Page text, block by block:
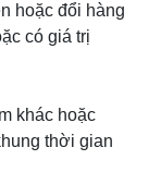
hoặc đổi hàng
có giá trị
khác hoặc
thời gian